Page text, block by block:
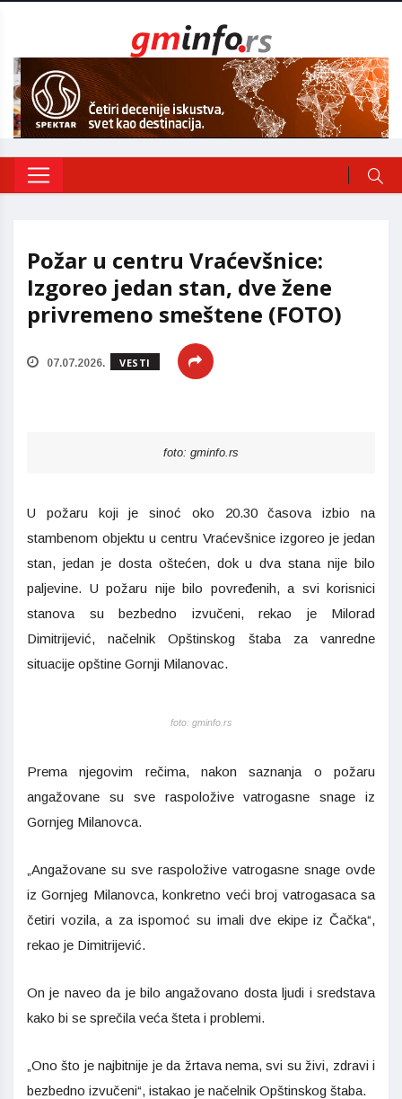
Požar u centru Vraćevšnice:
Izgoreo jedan stan, dve žene
privremeno smeštene (FOTO)
07.07.2026. VESTI
foto: gminfo.rs
U požaru koji je sinoć oko 20.30 časova izbio na
stambenom objektu u centru Vraćevšnice izgoreo je jedan
stan, jedan je dosta oštećen, dok u dva stana nije bilo
paljevine. U požaru nije bilo povređenih, a svi korisnici
stanova su bezbedno izvučeni, rekao je Milorad
Dimitrijević, načelnik Opštinskog štaba za vanredne
situacije opštine Gornji Milanovac.
foto: gminfo.rs
Prema njegovim rečima, nakon saznanja o požaru
angažovane su sve raspoložive vatrogasne snage iz
Gornjeg Milanovca.
„Angažovane su sve raspoložive vatrogasne snage ovde
iz Gornjeg Milanovca, konkretno veći broj vatrogasaca sa
četiri vozila, a za ispomoć su imali dve ekipe iz Čačka“,
rekao je Dimitrijević.
On je naveo da je bilo angažovano dosta ljudi i sredstava
kako bi se sprečila veća šteta i problemi.
„Ono što je najbitnije je da žrtava nema, svi su živi, zdravi i
bezbedno izvučeni“, istakao je načelnik Opštinskog štaba.